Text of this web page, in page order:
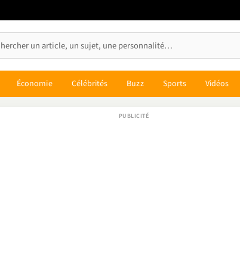
Économie Célébrités Buzz Sports Vidéos